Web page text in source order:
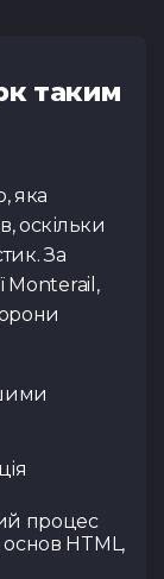
таким
яка
оскільки
За
Monterail,
процес
HTML,
Подати